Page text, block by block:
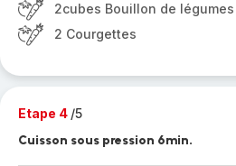
2cubes Bouillon de légumes
2 Courgettes
Etape 4 /5
Cuisson sous pression 6min.